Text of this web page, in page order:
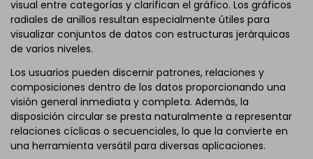
visual entre categorías y clarifican el gráfico. Los gráficos
radiales de anillos resultan especialmente útiles para
visualizar conjuntos de datos con estructuras jerárquicas
de varios niveles.
Los usuarios pueden discernir patrones, relaciones y
composiciones dentro de los datos proporcionando una
visión general inmediata y completa. Además, la
disposición circular se presta naturalmente a representar
relaciones cíclicas o secuenciales, lo que la convierte en
una herramienta versátil para diversas aplicaciones.